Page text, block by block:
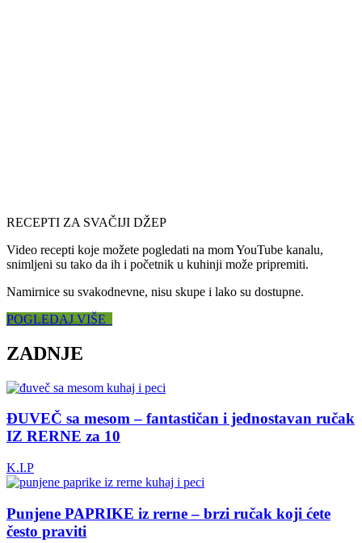
RECEPTI ZA SVAČIJI DŽEP
Video recepti koje možete pogledati na mom YouTube kanalu,
snimljeni su tako da ih i početnik u kuhinji može pripremiti.
Namirnice su svakodnevne, nisu skupe i lako su dostupne.
POGLEDAJ VIŠE
ZADNJE
ĐUVEČ sa mesom – fantastičan i jednostavan ručak
IZ RERNE za 10
K.I.P
Punjene PAPRIKE iz rerne – brzi ručak koji ćete
često praviti